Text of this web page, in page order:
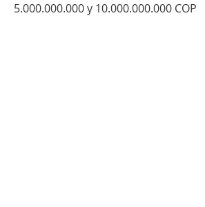
5.000.000.000 y 10.000.000.000 COP